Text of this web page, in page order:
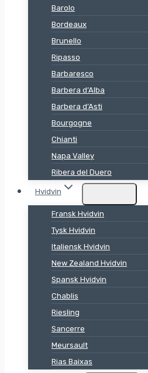
Barolo
Bordeaux
Brunello
Ripasso
Barbaresco
Barbera d’Alba
Barbera d’Asti
Bourgogne
Chianti
Napa Valley
Ribera del Duero
Hvidvin
Fransk Hvidvin
Tysk Hvidvin
Italiensk Hvidvin
New Zealand Hvidvin
Spansk Hvidvin
Chablis
Riesling
Sancerre
Meursault
Rias Baixas